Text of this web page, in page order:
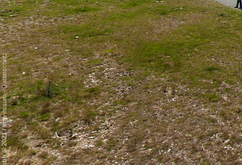
/
Impressum
-
Datenschutz